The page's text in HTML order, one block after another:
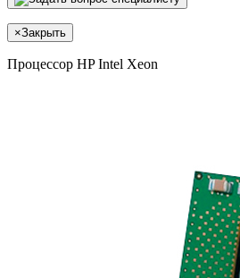
×Закрыть
Процессор HP Intel Xeon